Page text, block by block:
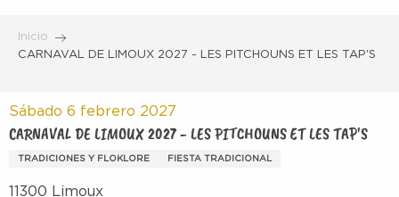
contenu
Inicio
CARNAVAL DE LIMOUX 2027 - LES PITCHOUNS ET LES TAP'S
Sábado 6 febrero 2027
CARNAVAL DE LIMOUX 2027 - LES PITCHOUNS ET LES TAP'S
TRADICIONES Y FLOKLORE FIESTA TRADICIONAL
11300 Limoux